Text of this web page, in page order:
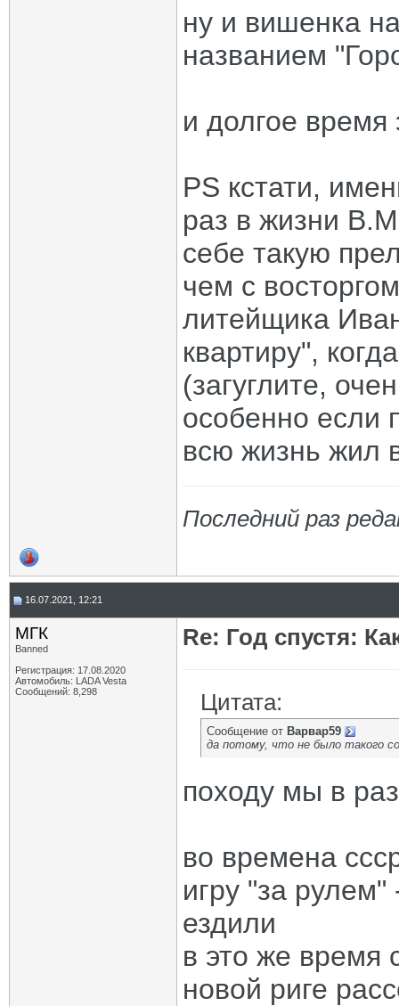
ну и вишенка
названием
и долгое
PS кстати,
раз в жизни
себе такую
чем с
литейщика
квартиру",
(загуглите,
особенно если
всю жизнь жил
Последний раз
16.07.2021, 12:21
МГК
Banned
Регистрация: 17.08.2020
Автомобиль: LADA Vesta
Сообщений: 8,298
Re: Год спустя:
Цитата:
Сообщение от Варвар59
да потому, что не было такого
походу мы в
во времена
игру "за
ездили
в это же время
новой риге